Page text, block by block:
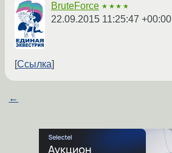
BruteForce ★★★★
22.09.2015 11:25:47 +00:00
Ссылка
←